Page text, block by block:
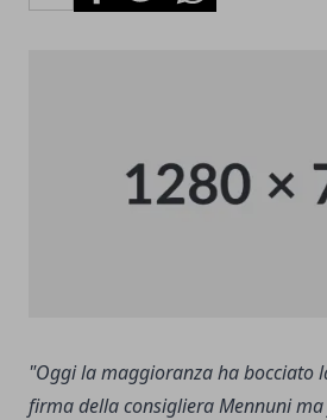
"Oggi la maggioranza ha bocciato
firma della consigliera Mennuni